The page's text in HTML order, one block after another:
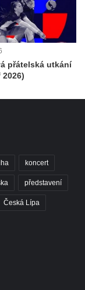
přátelská utkání
2026)
koncert
představení
Česká Lípa